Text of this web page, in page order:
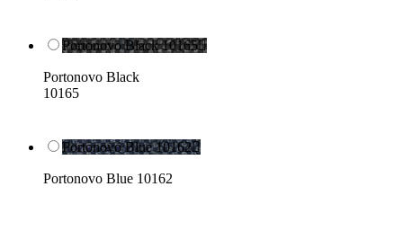
Portonovo Black 10165
Portonovo Black
10165
Portonovo Blue 10162
Portonovo Blue 10162